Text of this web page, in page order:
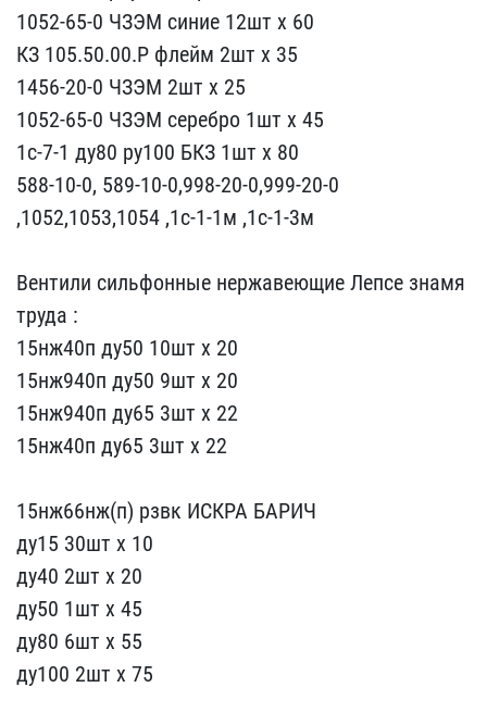
1052-65-0 ЧЗЭМ​ синие 12шт х 60
КЗ 105​.50.00.Р флейм 2шт х 35
​1456-20-0 ЧЗЭМ 2шт х 25​
1052-65-0 ЧЗЭМ серебро ​1шт х 45
1с-7-1 ду80 ру1​00 БКЗ 1шт х 80
588-10-0​, 589-10-0,998-20-0,999-​20-0
,1052,1053,1054 ,1с​-1-1м ,1с-1-3м
Вентили​ сильфонные нержавеющие ​Лепсе знамя
труда :
15нж​40п ду50 10шт х 20
15нж9​40п ду50 9шт х 20
15нж94​0п ду65 3шт х 22
15нж40п​ ду65 3шт х 22
15нж66нж​(п) рзвк ИСКРА БАРИЧ
ду1​5 30шт х 10
ду40 2шт х 2​0
ду50 1шт х 45
ду80 6шт​ х 55
ду100 2шт х 75